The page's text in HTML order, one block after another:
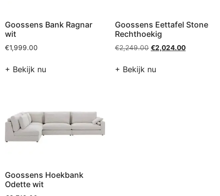
Goossens Bank Ragnar
wit
€1,999.00
+ Bekijk nu
Goossens Eettafel Stone
Rechthoekig
€2,249.00 €2,024.00
+ Bekijk nu
Goossens Hoekbank
Odette wit